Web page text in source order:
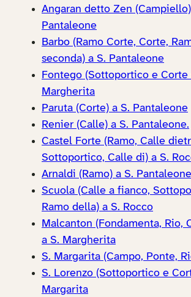
Angaran detto Zen
Pantaleone
Barbo (Ramo Corte, Corte,
seconda) a S. Pantaleone
Fontego (Sottoportico e Corte
Margherita
Paruta (Corte) a S. Pantaleone
Renier (Calle) a S. Pantaleone.
Castel Forte (Ramo, Calle
Sottoportico, Calle di) a S.
Arnaldi (Ramo) a S. Pantaleone
Scuola (Calle a fianco,
Ramo della) a S. Rocco
Malcanton (Fondamenta, Rio,
a S. Margherita
S. Margarita (Campo, Ponte,
S. Lorenzo (Sottoportico e
Margarita